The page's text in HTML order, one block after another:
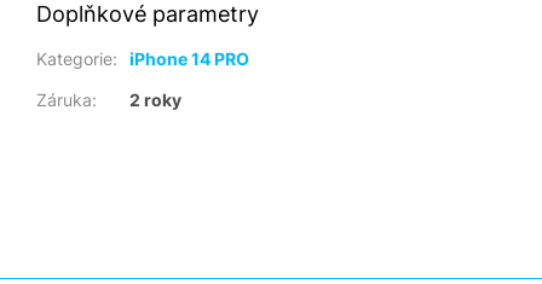
Doplňkové parametry
Kategorie:
iPhone 14 PRO
Záruka: 2 roky